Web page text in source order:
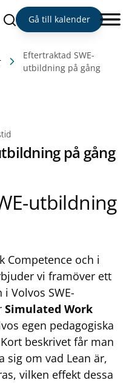
Sök Gå till kalender
Eftertraktad SWE-
utbildning på gång
på gång
utbildning
Competence och i
vi framöver ett
Volvos SWE-
Simulated Work
egen pedagogiska
beskrivet får man
sig om vad Lean är,
vilken effekt dessa